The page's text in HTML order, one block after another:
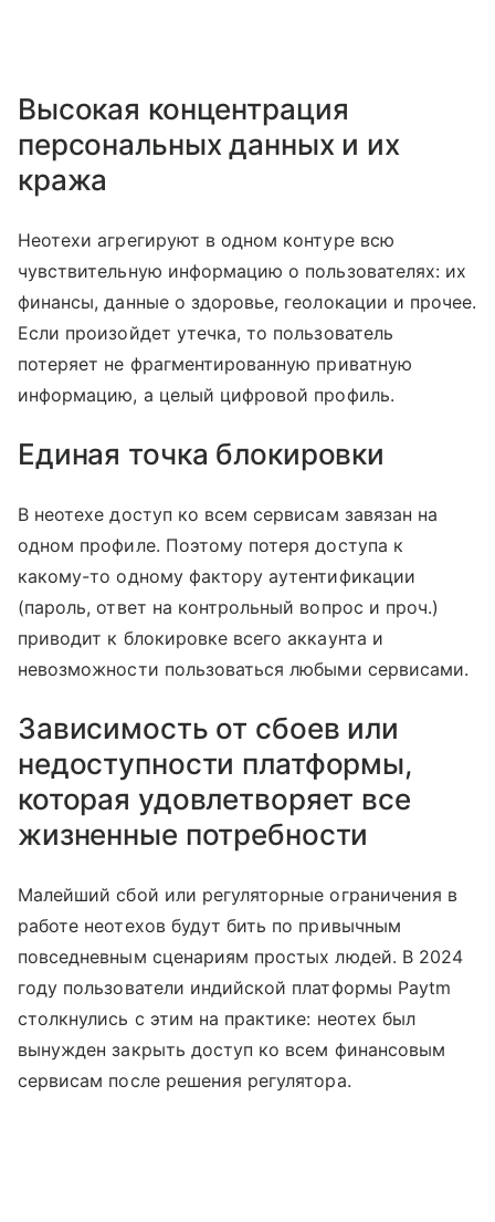
Высокая концентрация
персональных данных и их
кража
Неотехи агрегируют в одном контуре всю
чувствительную информацию о пользователях: их
финансы, данные о здоровье, геолокации и прочее.
Если произойдет утечка, то пользователь
потеряет не фрагментированную приватную
информацию, а целый цифровой профиль.
Единая точка блокировки
В неотехе доступ ко всем сервисам завязан на
одном профиле. Поэтому потеря доступа к
какому-то одному фактору аутентификации
(пароль, ответ на контрольный вопрос и проч.)
приводит к блокировке всего аккаунта и
невозможности пользоваться любыми сервисами.
Зависимость от сбоев или
недоступности платформы,
которая удовлетворяет все
жизненные потребности
Малейший сбой или регуляторные ограничения в
работе неотехов будут бить по привычным
повседневным сценариям простых людей. В 2024
году пользователи индийской платформы Paytm
столкнулись с этим на практике: неотех был
вынужден закрыть доступ ко всем финансовым
сервисам после решения регулятора.